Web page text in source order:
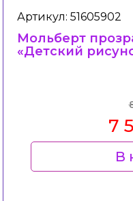
Артикул: 51605902
Мольберт
«Детский
7
В